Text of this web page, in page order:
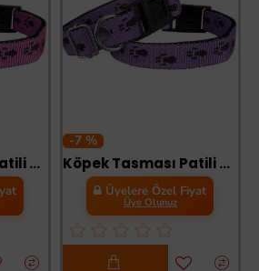
Köpek Tasması Patili Dokuma 2 cm - Min: 30 cm - Max: 50 cm Koyu Pembe
-7 %
Köpek Tasması Patili Dokuma 2 cm - Min: 30 cm - Max: 50 cm Mor
Üyelere Özel Fiyat
Üye Olunuz